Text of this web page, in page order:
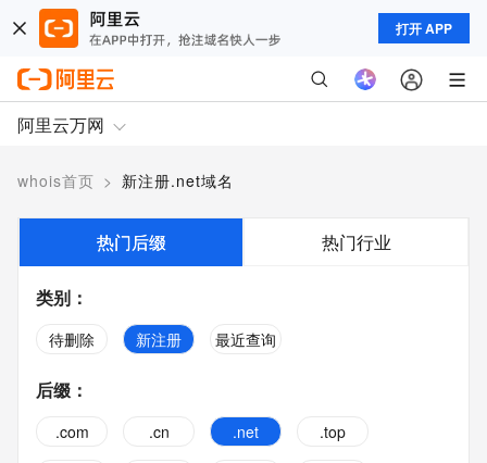
打开 APP
阿里云万网
whois首页 > 新注册.net域名
热门后缀 热门行业
类别 ：
待删除 新注册 最近查询
后缀 ：
.com .cn .net
.top